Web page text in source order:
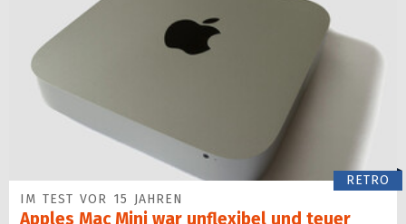
RETRO
IM TEST VOR 15 JAHREN
Apples Mac Mini war unflexibel und teuer